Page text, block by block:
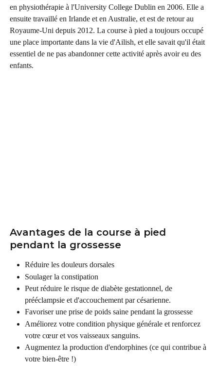
en physiothérapie à l'University College Dublin en 2006. Elle a
ensuite travaillé en Irlande et en Australie, et est de retour au
Royaume-Uni depuis 2012. La course à pied a toujours occupé
une place importante dans la vie d'Ailish, et elle savait qu'il était
essentiel de ne pas abandonner cette activité après avoir eu des
enfants.
Avantages de la course à pied
pendant la grossesse
Réduire les douleurs dorsales
Soulager la constipation
Peut réduire le risque de diabète gestationnel, de
prééclampsie et d'accouchement par césarienne.
Favoriser une prise de poids saine pendant la grossesse
Améliorez votre condition physique générale et renforcez
votre cœur et vos vaisseaux sanguins.
Augmentez la production d'endorphines (ce qui contribue à
votre bien-être !)